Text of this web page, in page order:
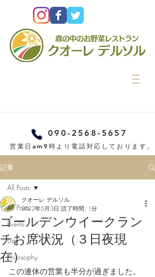
090-2568-5657
営業日am9時より電話対応しております。
記事
All Posts
Events
Lists
Philosophy
All Posts
ゴールデンウイークラン
チお席状況（３日夜現
在）
クオーレ デルソル
2022年5月3日 読了時間: 1分
この連休の営業も半分が過ぎました。